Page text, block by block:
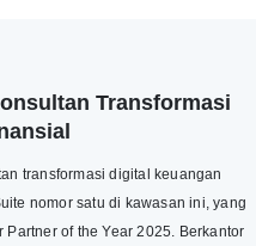
Transformasi
transformasi digital keuangan
nomor satu di kawasan ini, yang
of the Year 2025. Berkantor